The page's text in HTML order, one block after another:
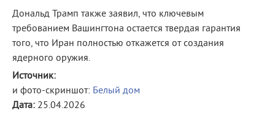
Дональд Трамп также заявил, что ключевым
требованием Вашингтона остается твердая гарантия
того, что Иран полностью откажется от создания
ядерного оружия.
Источник:
и фото-скриншот: Белый дом
Дата: 25.04.2026